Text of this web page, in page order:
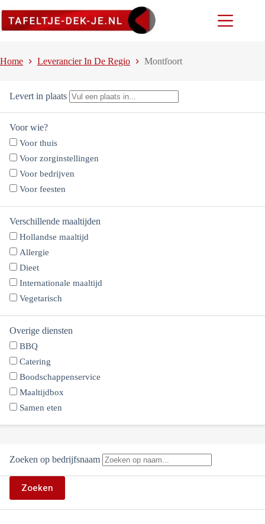
naar
Home Leverancier In De Regio Montfoort
Levert in plaats
Voor wie?
Voor thuis
Voor zorginstellingen
Voor bedrijven
Voor feesten
Verschillende maaltijden
Hollandse maaltijd
Allergie
Dieet
Internationale maaltijd
Vegetarisch
Overige diensten
BBQ
Catering
Boodschappenservice
Maaltijdbox
Samen eten
Zoeken op bedrijfsnaam
Zoeken